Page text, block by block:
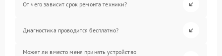
От чего зависит срок ремонта техники?
Диагностика проводится бесплатно?
Может ли вместо меня принять устройство